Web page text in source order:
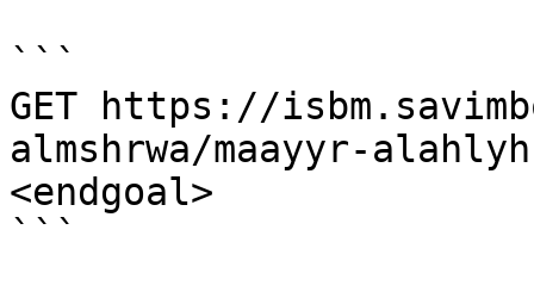
```
GET https://
almshrwa/maayyr-
<endgoal>
```